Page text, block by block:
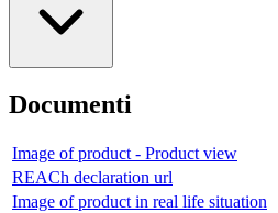
Documenti
Image of product - Product view
REACh declaration url
Image of product in real life situation